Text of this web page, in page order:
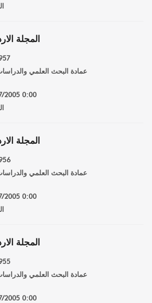
المجلة
عمادة البحث العلمي
2005 0:00
المجلة
عمادة البحث العلمي
2005 0:00
المجلة
عمادة البحث العلمي
2005 0:00